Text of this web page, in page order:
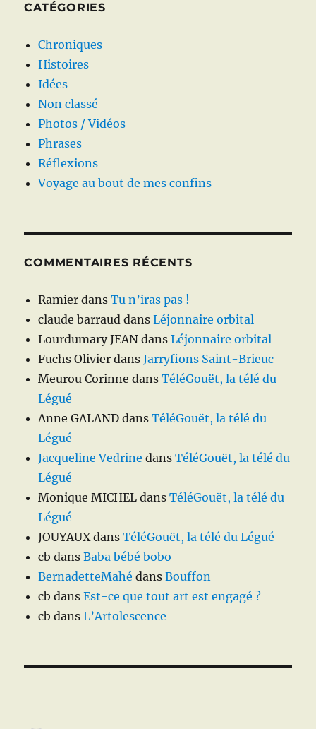
CATÉGORIES
Chroniques
Histoires
Idées
Non classé
Photos / Vidéos
Phrases
Réflexions
Voyage au bout de mes confins
COMMENTAIRES RÉCENTS
Ramier dansTu n’iras pas !
claude barraud dansLéjonnaire orbital
Lourdumary JEAN dansLéjonnaire orbital
Fuchs Olivier dansJarryfions Saint-Brieuc
Meurou Corinne dansTéléGouët, la télé du
Légué
Anne GALAND dansTéléGouët, la télé du
Légué
Jacqueline Vedrine dansTéléGouët, la télé du
Légué
Monique MICHEL dansTéléGouët, la télé du
Légué
JOUYAUXdansTéléGouët, la télé du Légué
cb dansBaba bébé bobo
BernadetteMahé dansBouffon
cb dansEst-ce que tout art est engagé ?
cb dansL’Artolescence